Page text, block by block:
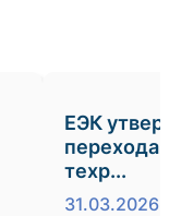
ЕЭК
перехода
техр...
31.03.2026